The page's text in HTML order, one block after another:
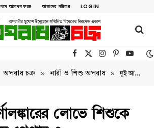
পদে আবেদন ফরম আমাদের পরিবার LOGIN
Facebook
X (Twitter)Instagram
Pinterest
অপরাধ চক্র » নারী ও শিশু অপরাধ » দুই আনা স্বর্ণালঙ্কারের লোভে শিশুকে হত্যা! বগুড়ায় গ্রেপ্তার ৩
লোভে শিশুকে